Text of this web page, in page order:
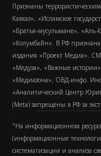
Признаны
Кавказ», «Исламское
«Братья-мусульмане», «Аль-
«Колумбайн». В РФ
издания «Проект Медиа».
«Медуза», «Важные
«Медиазона», ОВД-инфо.
«Аналитический Центр
(Metа) запрещены в РФ за
"На информационном
(информационные
систематизации и анализа